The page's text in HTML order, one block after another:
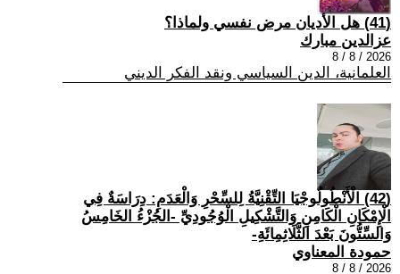
(41) هل الأديان مرض نفسي ولماذا؟
عزالدين مبارك
2026 / 8 / 8
العلمانية، الدين السياسي ونقد الفكر الديني
(42) الْأَنْطُولُوجْيَا التِّقْنِيَّةُ لِلسِّحْرِ وَالْعَدَمِ: دِرَاسَةٌ فِي
الْإِمْكَانِ الْكَامِنِ وَالتَّشْكِيلِ الْوُجُودِيِّ -الجُزْءُ الخَامِسُ
وَالسِّتُّونَ بَعْدَ الثَّلَاثِمِائَةِ-
حمودة المعناوي
2026 / 8 / 8